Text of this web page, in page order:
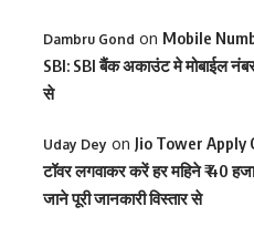
Dambru Gond on Mobile
SBI: SBI बैंक अकाउंट मे मोबाईल
से
Uday Dey on Jio Tower Apply
टॉवर लगवाकर करें हर महिने ₹ 40
जाने पूरी जानकारी विस्तार से